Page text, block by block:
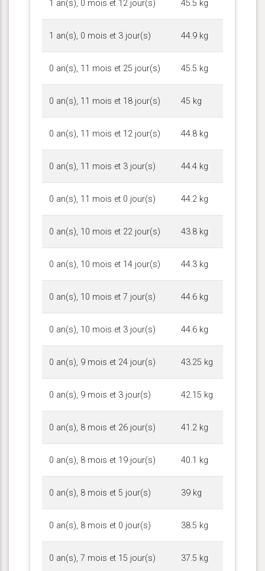
1 an(s), 0 mois et 12 jour(s) 45.5 kg
1 an(s), 0 mois et 3 jour(s) 44.9 kg
0 an(s), 11 mois et 25 jour(s) 45.5 kg
0 an(s), 11 mois et 18 jour(s) 45 kg
0 an(s), 11 mois et 12 jour(s) 44.8 kg
0 an(s), 11 mois et 3 jour(s) 44.4 kg
0 an(s), 11 mois et 0 jour(s) 44.2 kg
0 an(s), 10 mois et 22 jour(s) 43.8 kg
0 an(s), 10 mois et 14 jour(s) 44.3 kg
0 an(s), 10 mois et 7 jour(s) 44.6 kg
0 an(s), 10 mois et 3 jour(s) 44.6 kg
0 an(s), 9 mois et 24 jour(s) 43.25 kg
0 an(s), 9 mois et 3 jour(s) 42.15 kg
0 an(s), 8 mois et 26 jour(s) 41.2 kg
0 an(s), 8 mois et 19 jour(s) 40.1 kg
0 an(s), 8 mois et 5 jour(s) 39 kg
0 an(s), 8 mois et 0 jour(s) 38.5 kg
0 an(s), 7 mois et 15 jour(s) 37.5 kg